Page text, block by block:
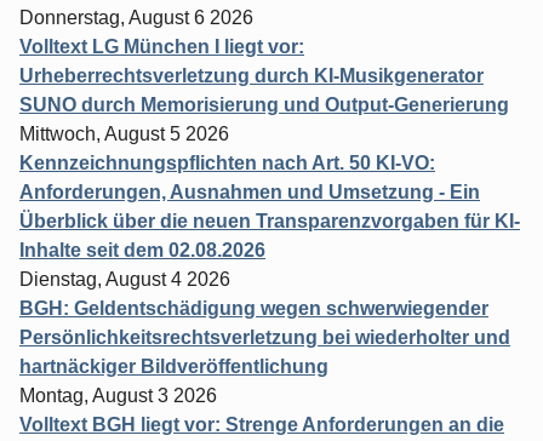
Donnerstag, August 6 2026
Volltext LG München I liegt vor:
Urheberrechtsverletzung durch KI-Musikgenerator
SUNO durch Memorisierung und Output-Generierung
Mittwoch, August 5 2026
Kennzeichnungspflichten nach Art. 50 KI-VO:
Anforderungen, Ausnahmen und Umsetzung - Ein
Überblick über die neuen Transparenzvorgaben für KI-
Inhalte seit dem 02.08.2026
Dienstag, August 4 2026
BGH: Geldentschädigung wegen schwerwiegender
Persönlichkeitsrechtsverletzung bei wiederholter und
hartnäckiger Bildveröffentlichung
Montag, August 3 2026
Volltext BGH liegt vor: Strenge Anforderungen an die